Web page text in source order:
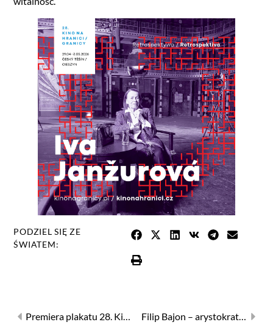
PODZIEL SIĘ ZE
ŚWIATEM:
Premiera plakatu 28. Kina na Granicy Filip Bajon – arystokrata zawodowiec. Retrospektywa podczas Kina na Granicy